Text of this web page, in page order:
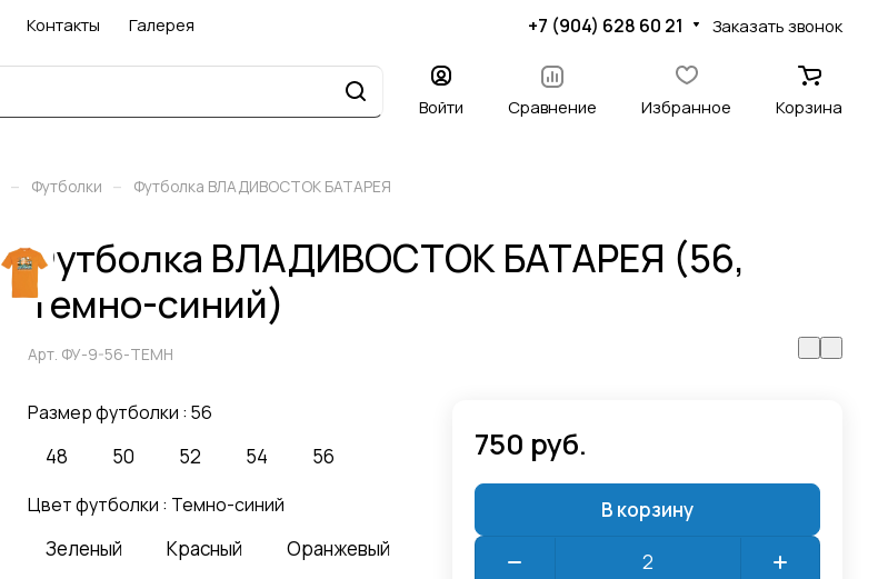
Контакты Галерея +7 (904) 628 60 21 Заказать звонок
Войти Сравнение Избранное Корзина
– Футболки – Футболка ВЛАДИВОСТОК БАТАРЕЯ
Футболка ВЛАДИВОСТОК БАТАРЕЯ (56,
Темно-синий)
Арт. ФУ-9-56-ТЕМН
Размер футболки : 56
48 50 52 54 56
Цвет футболки : Темно-синий
Зеленый Красный Оранжевый
750 руб.
В корзину